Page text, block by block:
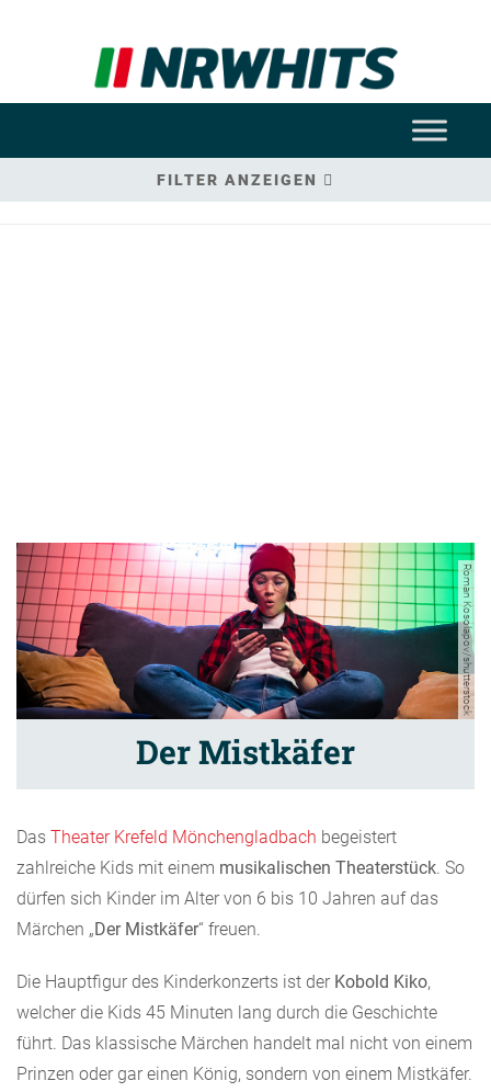
FILTER ANZEIGEN
Roman Kosolapov/shutterstock
Der Mistkäfer
Das Theater Krefeld Mönchengladbach begeistert
zahlreiche Kids mit einem musikalischen Theaterstück . So
dürfen sich Kinder im Alter von 6 bis 10 Jahren auf das
Märchen „Der Mistkäfer“ freuen.
Die Hauptfigur des Kinderkonzerts ist der Kobold Kiko,
welcher die Kids 45 Minuten lang durch die Geschichte
führt. Das klassische Märchen handelt mal nicht von einem
Prinzen oder gar einen König, sondern von einem Mistkäfer.